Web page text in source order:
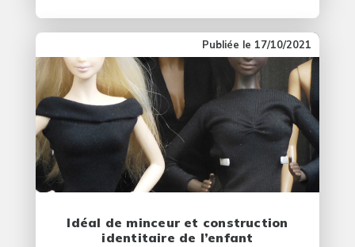
17/10/2021
Idéal de minceur et construction
identitaire de l’enfant